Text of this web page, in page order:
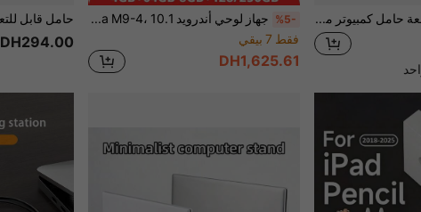
Baofeng 1 قطعة حامل كمبيوتر محمول بلاستيكي لسطح المكتب لتحسين بيئة العمل ، قاعدة تبريد قابلة للتعديل الارتفاع ، حامل قابل للطي لشاشة سطح المكتب العمودية %5-
جهاز لوحي أندرويد Qetupa M9-4، 10.1 بوصة، مزود بحافظة واقية ولوحة مفاتيح وقلم، يعمل بمعالج MTK 6771 ثماني النواة 2.0 جيجا هرتز، يوفر ثلاثة تكوينات تخزين: 4 جيجا بايت رام + 64 جيجا بايت ذاكرة داخلية / 8 جيجا بايت رام + 128/256 جيجا بايت ذاكرة داخلية (يدعم توسيع بطاقة SD حتى 1 تيرا بايت)، شاشة لمس IPS عالية الدقة (1280x800)، كاميرا مزدوجة 5 ميجا بكسل + 13 ميجا بكسل، بطارية طويلة الأمد 6000 ميجا أمبير، واجهة Type-C، يدعم 802.11ax Wi-Fi 6 و GPS (المحول غير مشمول).
فقط 7 بيقي
DH1,625.61
DH294.00